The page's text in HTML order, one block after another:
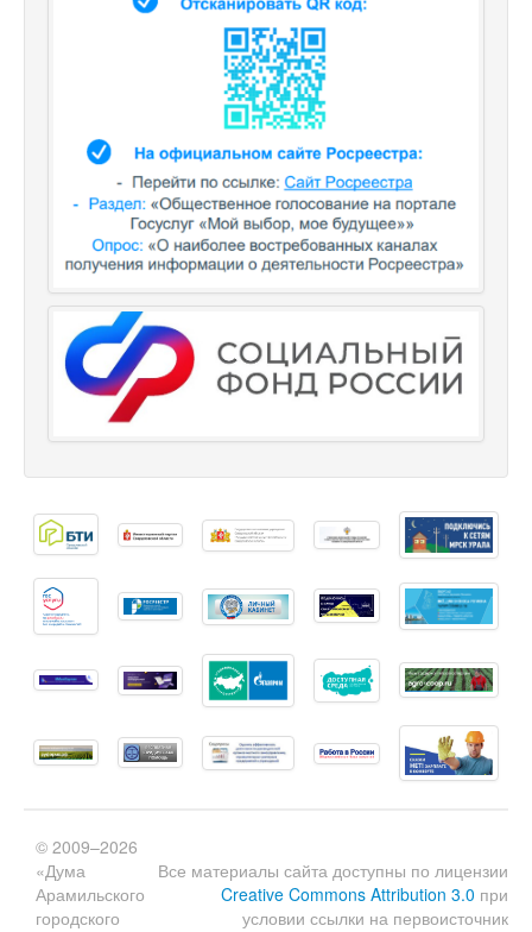
Все материалы сайта доступны по лицензии
Creative Commons Attribution 3.0 при
условии ссылки на первоисточник
© 2009–2026
«Дума
Арамильского
городского